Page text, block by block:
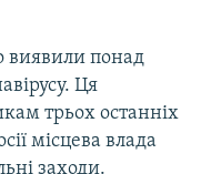
виявили понад
Ця
трьох останніх
місцева влада
заходи.